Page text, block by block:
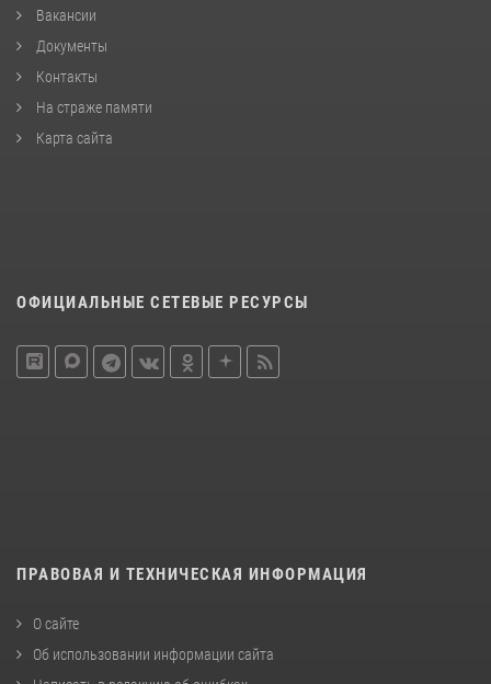
Вакансии
Документы
Контакты
На страже памяти
Карта сайта
ОФИЦИАЛЬНЫЕ СЕТЕВЫЕ РЕСУРСЫ
ПРАВОВАЯ И ТЕХНИЧЕСКАЯ ИНФОРМАЦИЯ
О сайте
Об использовании информации сайта